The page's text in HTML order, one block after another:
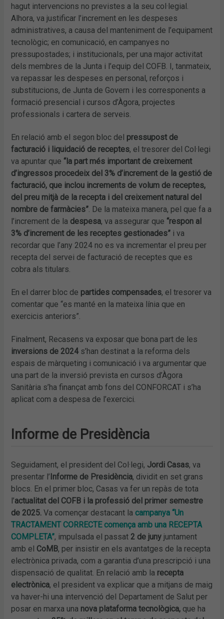
hagut intervencions no previstes a la seu col·legial.
Alhora, va justificar l’increment en les despeses
administratives, a causa del manteniment de l’equipament
tecnològic; en comunicació, en campanyes no
pressupostades; i institucionals, per una major activitat
dels membres de la Junta i l’equip del COFB. I, tanmateix,
va repassar les despeses en personal, reforços i
substitucions, de Junta de Govern i les corresponents a
formació presencial i cursos d’Àgora, projectes
professionals i cartera de serveis.
En relació amb el segon bloc del pressupost de
facturació i liquidació de receptes, el tresorer del Col·legi
va apuntar que “la part més important de creixement
d’ingressos procedeix del 3% d’increment de la gestió de
facturació, que inclou increments de volum de receptes,
del preu mitjà de la recepta i del creixement natural del
nombre de farmàcies”. De la mateixa manera, pel que fa a
l’increment de la despesa, va assegurar que “respon al
3% d’increment de les receptes gestionades” i va
recordar que l’any 2024 no es va incrementar el preu per
recepta del servei de facturació de receptes que es
cobra als titulars.
En el darrer bloc de partides compensades, el tresorer va
comentar que “es manté en la mateixa línia que en
exercicis anteriors”.
Finalment, Recasens va exposar que bona part de les
inversions de 2024s’han destinat a la reforma dels
espais de màrqueting i comunicació i va argumentar que
una part de la inversió prevista en cursos d’Àgora
Sanitària s’ha finançat amb fons del CONFORCAT i s’ha
aplicat com a despesa de l’exercici.
Informe de Presidència
Seguidament, el president del Col·legi, Jordi Casas, va
presentar l’Informe de Presidència, dividit en set grans
blocs. En el primer bloc, Casas va fer un repàs de tota
l’actualitat del COFB i la professió del primer semestre
de 2025.Va començar destacant lacampanya “Un
TRACTAMENT CORRECTE comença amb una RECEPTA
COMPLETA”, impulsada el passat 2 de juny juntament
amb el CoMB, per insistir en els avantatges de la recepta
electrònica privada, com a garantia d’una prescripció i una
dispensació de qualitat. En relació amb la recepta
electrònica, el president va explicar que a mitjans de maig
va haver-hi una intervenció del Departament de Salut per
posar en marxa una nova plataforma tecnològica, que ha